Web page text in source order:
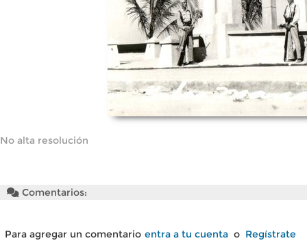
No alta resolución
Comentarios:
Para agregar un comentario entra a tu cuenta o Regístrate